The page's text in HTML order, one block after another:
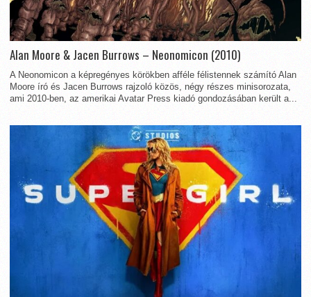
Alan Moore & Jacen Burrows – Neonomicon (2010)
A Neonomicon a képregényes körökben afféle félistennek számító Alan
Moore író és Jacen Burrows rajzoló közös, négy részes minisorozata,
ami 2010-ben, az amerikai Avatar Press kiadó gondozásában került a...